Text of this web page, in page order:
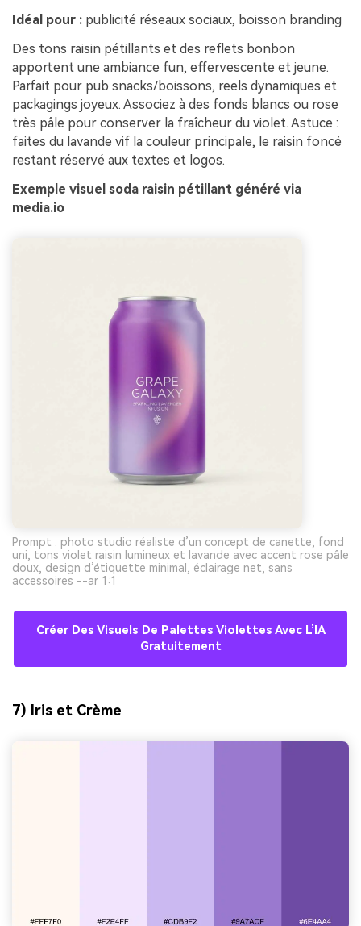
Idéal pour : publicité réseaux sociaux, boisson branding
Des tons raisin pétillants et des reflets bonbon
apportent une ambiance fun, effervescente et jeune.
Parfait pour pub snacks/boissons, reels dynamiques et
packagings joyeux. Associez à des fonds blancs ou rose
très pâle pour conserver la fraîcheur du violet. Astuce :
faites du lavande vif la couleur principale, le raisin foncé
restant réservé aux textes et logos.
Exemple visuel soda raisin pétillant généré via
media.io
Prompt : photo studio réaliste d’un concept de canette, fond
uni, tons violet raisin lumineux et lavande avec accent rose pâle
doux, design d’étiquette minimal, éclairage net, sans
accessoires --ar 1:1
Créer Des Visuels De Palettes Violettes Avec L’IA
Gratuitement
7) Iris et Crème